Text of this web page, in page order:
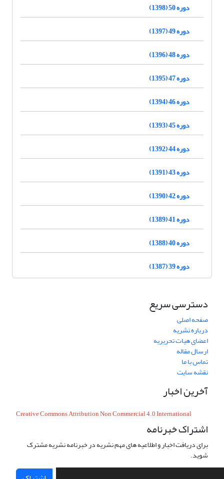
دوره 50 (1398)
دوره 49 (1397)
دوره 48 (1396)
دوره 47 (1395)
دوره 46 (1394)
دوره 45 (1393)
دوره 44 (1392)
دوره 43 (1391)
دوره 42 (1390)
دوره 41 (1389)
دوره 40 (1388)
دوره 39 (1387)
دسترسی سریع
صفحه اصلی
درباره نشریه
اعضای هیات تحریریه
ارسال مقاله
تماس با ما
نقشه سایت
آخرین اخبار
Creative Commons Attribution Non Commercial 4.0 International
اشتراک خبرنامه
برای دریافت اخبار و اطلاعیه های مهم نشریه در خبرنامه نشریه مشترک
شوید.